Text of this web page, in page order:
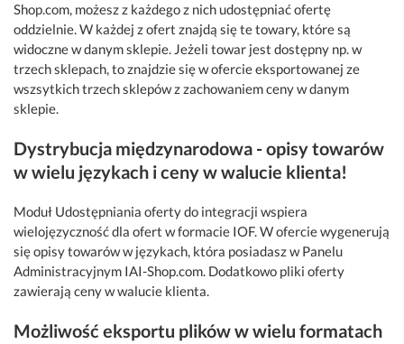
Shop.com, możesz z każdego z nich udostępniać ofertę
oddzielnie. W każdej z ofert znajdą się te towary, które są
widoczne w danym sklepie. Jeżeli towar jest dostępny np. w
trzech sklepach, to znajdzie się w ofercie eksportowanej ze
wszsytkich trzech sklepów z zachowaniem ceny w danym
sklepie.
Dystrybucja międzynarodowa - opisy towarów
w wielu językach i ceny w walucie klienta!
Moduł Udostępniania oferty do integracji wspiera
wielojęzyczność dla ofert w formacie IOF. W ofercie wygenerują
się opisy towarów w językach, która posiadasz w Panelu
Administracyjnym IAI-Shop.com. Dodatkowo pliki oferty
zawierają ceny w walucie klienta.
Możliwość eksportu plików w wielu formatach